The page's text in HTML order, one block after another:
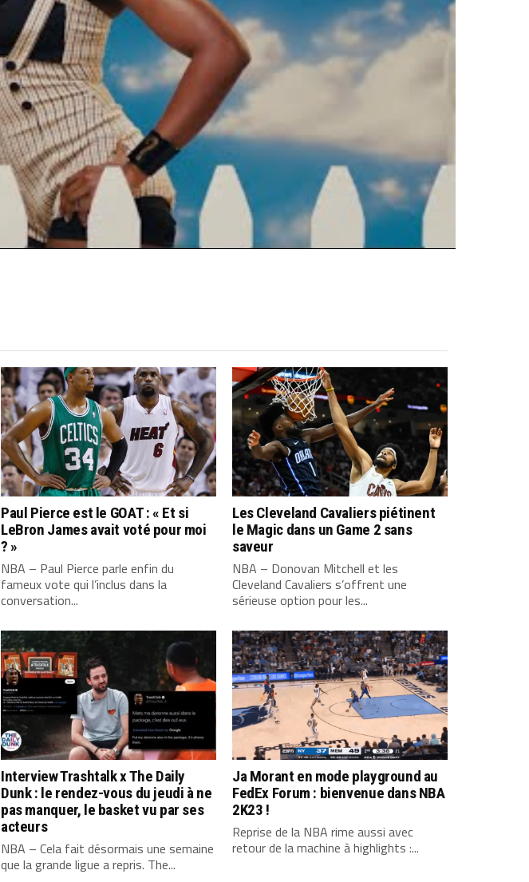
Paul Pierce est le GOAT : « Et si
LeBron James avait voté pour moi
? »
NBA – Paul Pierce parle enfin du
fameux vote qui l’inclus dans la
conversation...
Les Cleveland Cavaliers piétinent
le Magic dans un Game 2 sans
saveur
NBA – Donovan Mitchell et les
Cleveland Cavaliers s’offrent une
sérieuse option pour les...
Interview Trashtalk x The Daily
Dunk : le rendez-vous du jeudi à ne
pas manquer, le basket vu par ses
acteurs
NBA – Cela fait désormais une semaine
que la grande ligue a repris. The...
Ja Morant en mode playground au
FedEx Forum : bienvenue dans NBA
2K23 !
Reprise de la NBA rime aussi avec
retour de la machine à highlights :...